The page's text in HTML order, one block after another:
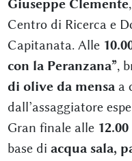
Giuseppe Clemente
Centro di Ricerca e
Capitanata. Alle
con la Peranzana”,
di olive da mensaa
dall’assaggiatore
Gran finale alle 12.00
base di acqua sala,